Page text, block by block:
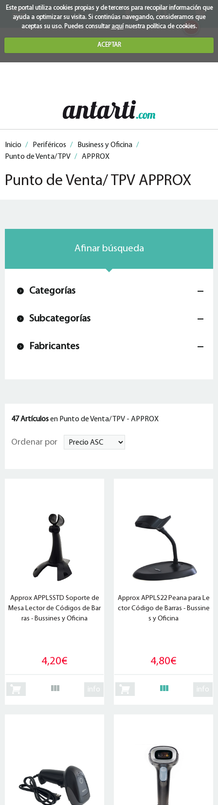
Este portal utiliza cookies propias y de terceros para recopilar información que
ayuda a optimizar su visita. Si continúas navegando, consideramos que
aceptas su uso. Puedes consultar aquínuestra política de cookies.
ACEPTAR
0
Inicio / Periféricos / Business y Oficina /
Punto de Venta/ TPV / APPROX
Punto de Venta/ TPV APPROX
Afinar búsqueda
Categorías
Subcategorías
Fabricantes
47 Artículosen Punto de Venta/ TPV - APPROX
Ordenar por
Approx APPLSSTD Soporte de
Mesa Lector de Códigos de Bar
ras - Bussines y Oficina
4,20€
info
Approx APPLS22 Peana para Le
ctor Código de Barras - Bussine
s y Oficina
4,80€
info